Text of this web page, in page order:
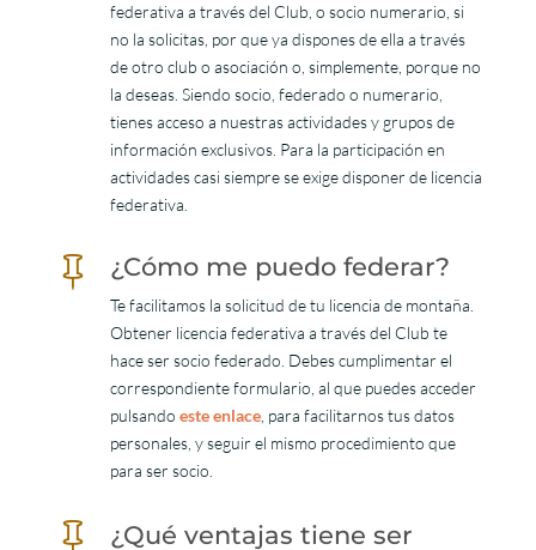
federativa a través del Club, o socio numerario, si
no la solicitas, por que ya dispones de ella a través
de otro club o asociación o, simplemente, porque no
la deseas. Siendo socio, federado o numerario,
tienes acceso a nuestras actividades y grupos de
información exclusivos. Para la participación en
actividades casi siempre se exige disponer de licencia
federativa.
 ¿Cómo me puedo federar?
Te facilitamos la solicitud de tu licencia de montaña.
Obtener licencia federativa a través del Club te
hace ser socio federado. Debes cumplimentar el
correspondiente formulario, al que puedes acceder
pulsando este enlace, para facilitarnos tus datos
personales, y seguir el mismo procedimiento que
para ser socio.

¿Qué ventajas tiene ser